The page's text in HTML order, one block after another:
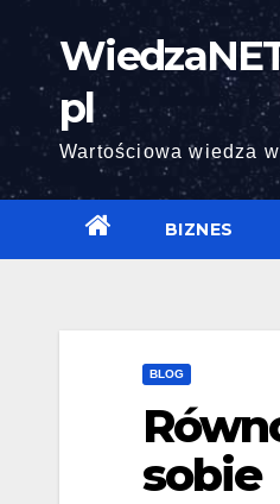
content pl
Wartościowa wiedza
BIZNES
BLOG
sobie